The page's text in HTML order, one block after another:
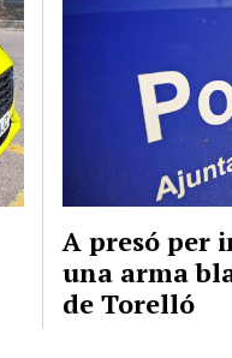
A presó per
una arma
de Torelló